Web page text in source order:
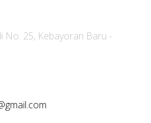
No. 25, Kebayoran Baru -